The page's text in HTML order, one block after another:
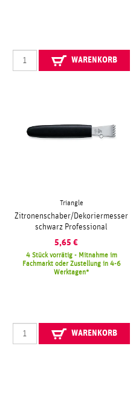
WARENKORB
Triangle
Zitronenschaber/Dekoriermesser
schwarz Professional
5,65 €
4 Stück vorrätig - Mitnahme im
Fachmarkt oder Zustellung in 4-6
Werktagen
WARENKORB